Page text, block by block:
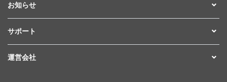
お知らせ
サポート
運営会社